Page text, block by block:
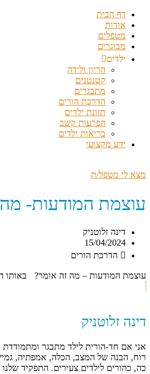
דף הבית
אודות
מטפלים
מבוגרים
ילדים
הריון ולידה
קטנטנים
מתבגרים
הדרכת הורים
תזונת ילדים
הפרעות קשב
בריאות ילדים
ידע מקצועי
מצא לי מטפל/ת
עוצמת המודעות-
דינה זלוטניק
15/04/2024
הדרכת הורים
עוצמת המודעות – מה זה אומר? באותו
דינה זלוטניק
אני אם חד-הורית לילד מתבגר
רוח, הבנה של המצב, הכלה, אמפתיה,
כה, כהורים לילדים צעירים. התפקיד